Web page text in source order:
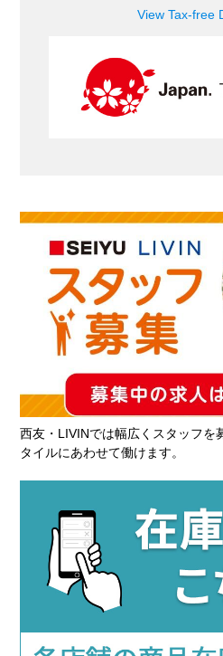
View Tax-free
西友・LIVINでは幅広くスタッフを
タイルにあわせて働けます。